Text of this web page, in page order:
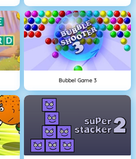
Bubbel Game 3